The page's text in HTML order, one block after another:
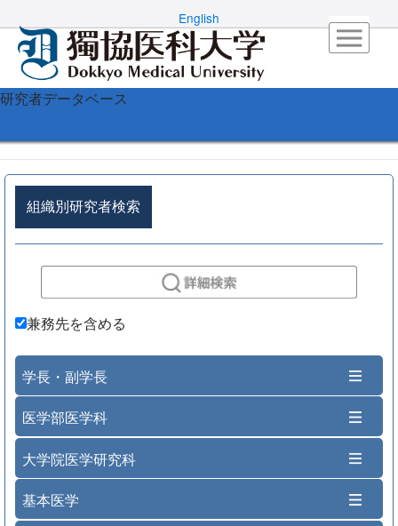
English
研究者データベース
組織別研究者検索
兼務先を含める
学長・副学長
医学部医学科
大学院医学研究科
基本医学